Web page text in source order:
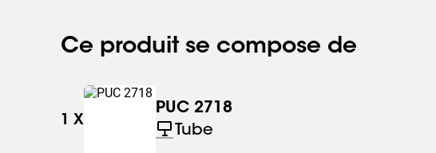
Ce produit se compose de
1 X
PUC 2718
Tube